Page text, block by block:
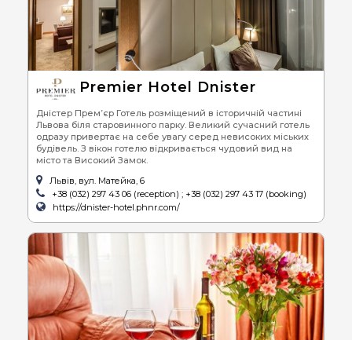
Premier Hotel Dnister
Дністер Прем’єр Готель розміщений в історичній частині
Львова біля старовинного парку. Великий сучасний готель
одразу привертає на себе увагу серед невисоких міських
будівель. З вікон готелю відкривається чудовий вид на
місто та Високий Замок.
Львів, вул. Матейка, 6
+38 (032) 297 43 06 (reception) ; +38 (032) 297 43 17 (booking)
https://dnister-hotel.phnr.com/